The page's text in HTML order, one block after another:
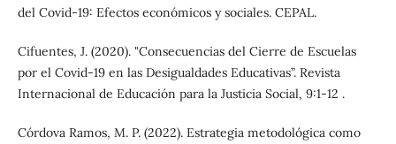
del Covid-19: Efectos económicos y sociales. CEPAL.
Cifuentes, J. (2020). "Consecuencias del Cierre de Escuelas
por el Covid-19 en las Desigualdades Educativas”. Revista
Internacional de Educación para la Justicia Social, 9:1-12 .
Córdova Ramos, M. P. (2022). Estrategia metodológica como